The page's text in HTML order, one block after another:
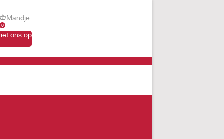
0
Mandje
ons op